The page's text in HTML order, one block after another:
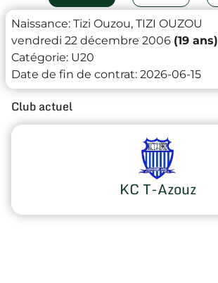
Naissance: Tizi Ouzou, TIZI OUZOU
vendredi 22 décembre 2006 (19 ans)
Catégorie: U20
Date de fin de contrat: 2026-06-15
Club actuel
KC T-Azouz